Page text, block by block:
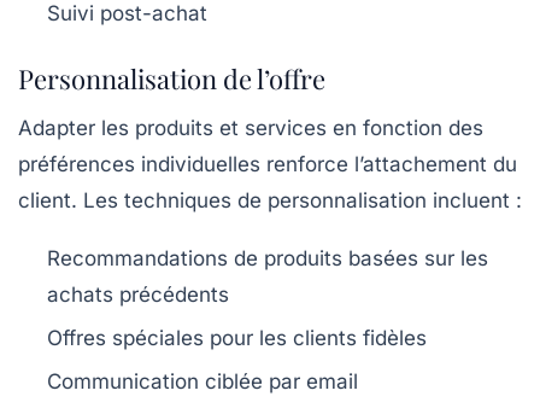
Suivi post-achat
Personnalisation de l’offre
Adapter les produits et services en fonction des
préférences individuelles renforce l’attachement du
client. Les techniques de personnalisation incluent :
Recommandations de produits basées sur les
achats précédents
Offres spéciales pour les clients fidèles
Communication ciblée par email